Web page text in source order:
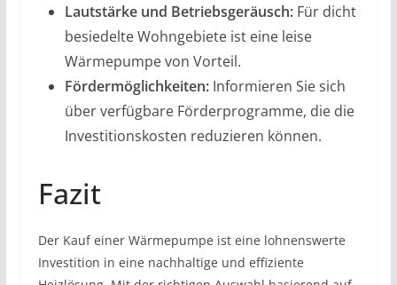
Lautstärke und Betriebsgeräusch:Für dicht
besiedelte Wohngebiete ist eine leise
Wärmepumpe von Vorteil.
Fördermöglichkeiten:Informieren Sie sich
über verfügbare Förderprogramme, die die
Investitionskosten reduzieren können.
Fazit
Der Kauf einer Wärmepumpe ist eine lohnenswerte
Investition in eine nachhaltige und effiziente